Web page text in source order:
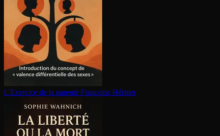
L'Exercice de la parenté Françoise Héritier